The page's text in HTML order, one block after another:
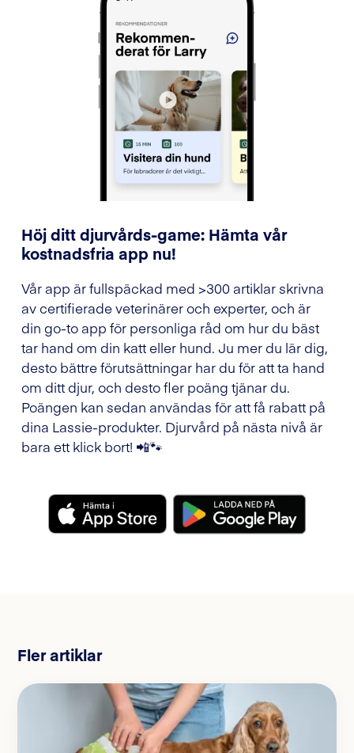
Höj ditt djurvårds-game: Hämta vår
kostnadsfria app nu!
Vår app är fullspäckad med >300 artiklar skrivna
av certifierade veterinärer och experter, och är
din go-to app för personliga råd om hur du bäst
tar hand om din katt eller hund. Ju mer du lär dig,
desto bättre förutsättningar har du för att ta hand
om ditt djur, och desto fler poäng tjänar du.
Poängen kan sedan användas för att få rabatt på
dina Lassie-produkter. Djurvård på nästa nivå är
bara ett klick bort! 📲🐾
Fler artiklar